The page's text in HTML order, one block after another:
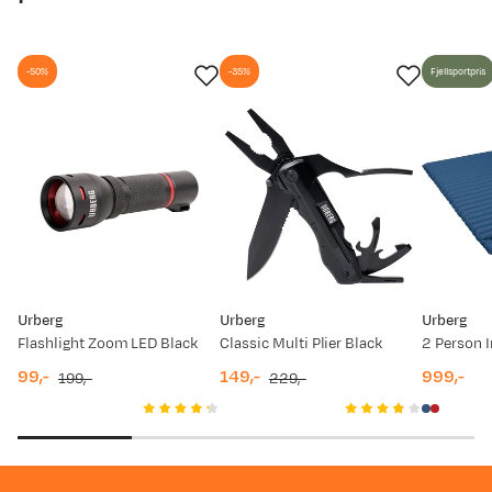
04.12.2025 169,-
189,-
07.08.2025 279,-
Urberg
Flashlight Zoom LED Black
-50%
99,- 199,-
Urberg
Classic Multi Plier Black
-35%
149,- 229,-
Urberg
Fjellsportpris
price
999,-